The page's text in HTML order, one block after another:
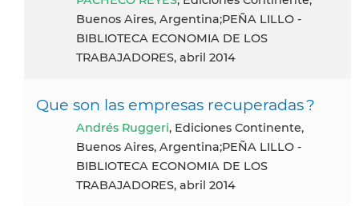
Buenos Aires, Argentina;PEÑA LILLO -
BIBLIOTECA ECONOMIA DE LOS
TRABAJADORES, abril 2014
Que son las empresas recuperadas ?
Andrés Ruggeri, Ediciones Continente,
Buenos Aires, Argentina;PEÑA LILLO -
BIBLIOTECA ECONOMIA DE LOS
TRABAJADORES, abril 2014